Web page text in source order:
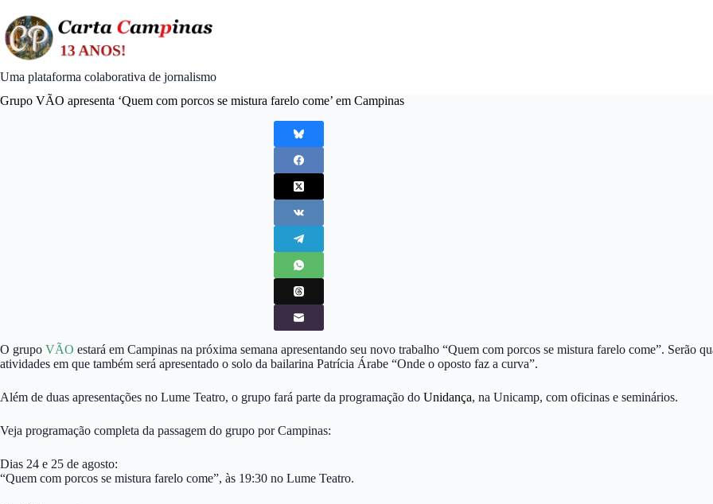
content
Uma plataforma colaborativa de jornalismo
Grupo VÃO apresenta ‘Quem com porcos se mistura farelo come’ em Campinas
O grupo VÃO estará em Campinas na próxima semana apresentando seu novo trabalho “Quem com porcos se mistura farelo come”. Serão
atividades em que também será apresentado o solo da bailarina Patrícia Árabe “Onde o oposto faz a curva”.
Além de duas apresentações no Lume Teatro, o grupo fará parte da programação do Unidança, na Unicamp, com oficinas e seminários.
Veja programação completa da passagem do grupo por Campinas:
Dias 24 e 25 de agosto:
“Quem com porcos se mistura farelo come”, às 19:30 no Lume Teatro.